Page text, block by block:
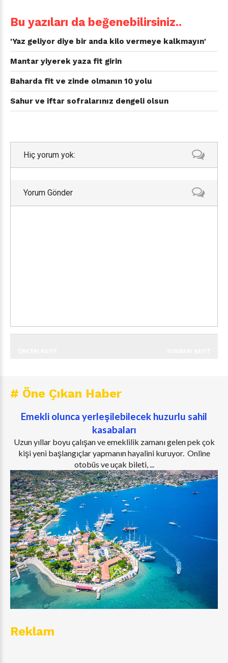
Bu yazıları da beğenebilirsiniz..
'Yaz geliyor diye bir anda kilo vermeye kalkmayın'
Mantar yiyerek yaza fit girin
Baharda fit ve zinde olmanın 10 yolu
Sahur ve iftar sofralarınız dengeli olsun
Hiç yorum yok:
Yorum Gönder
# Öne Çıkan Haber
Emekli olunca yerleşilebilecek huzurlu sahil
kasabaları
Uzun yıllar boyu çalışan ve emeklilik zamanı gelen pek çok
kişi yeni başlangıçlar yapmanın hayalini kuruyor. Online
otobüs ve uçak bileti, ...
Reklam